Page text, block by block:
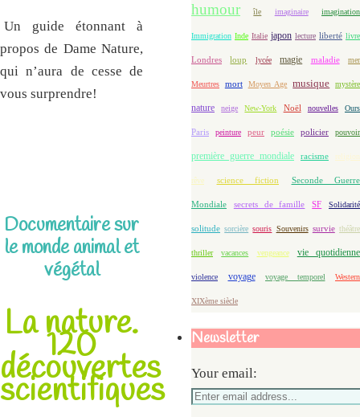
Un guide étonnant à
propos de Dame Nature,
qui n’aura de cesse de
vous surprendre!
Documentaire sur
le monde animal et
végétal
La nature.
120
découvertes
scientifiques
humour île imaginaire imagination
Immigration Inde Italie japon lecture liberté livre
Londres loup lycée magie maladie mer
Meurtres mort Moyen Age musique mystère
nature neige New-York Noël nouvelles Ours
Paris peinture peur poésie policier pouvoir
première guerre mondiale racisme religion
rêve science fiction Seconde Guerre
Mondiale secrets de famille SF Solidarité
solitude sorcière souris Souvenirs survie théâtre
thriller vacances vengeance vie quotidienne
violence voyage voyage temporel Western
XIXème siècle
Newsletter
Your email: